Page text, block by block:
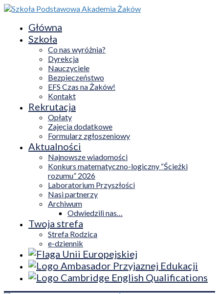
Główna
Szkoła
Co nas wyróżnia?
Dyrekcja
Nauczyciele
Bezpieczeństwo
EFS Czas na Żaków!
Kontakt
Rekrutacja
Opłaty
Zajęcia dodatkowe
Formularz zgłoszeniowy
Aktualności
Najnowsze wiadomości
Konkurs matematyczno-logiczny “Ścieżki
rozumu” 2026
Laboratorium Przyszłości
Nasi partnerzy
Archiwum
Odwiedzili nas…
Twoja strefa
Strefa Rodzica
e-dziennik